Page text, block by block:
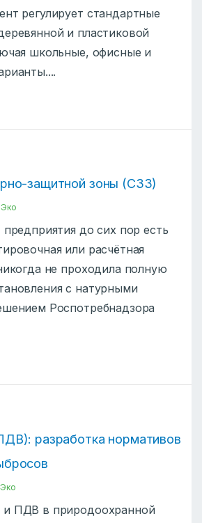
регулирует стандартные
и пластиковой
школьные, офисные и
защитной зоны (СЗЗ)
Эко
до сих пор есть
или расчётная
не проходила полную
с натурными
Роспотребнадзора
разработка нормативов
Эко
ПДВ в природоохранной